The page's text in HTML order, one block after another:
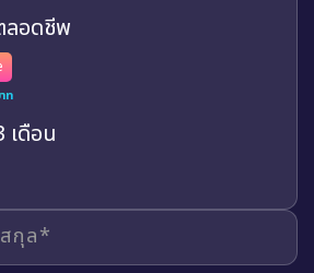
ลอดชีพ
ท
เดือน
กุล*